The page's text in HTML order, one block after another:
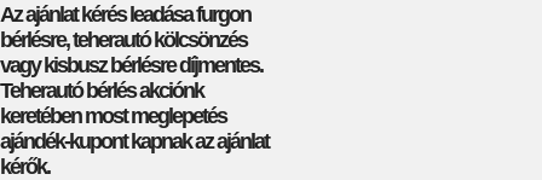
Az ajánlat kérés leadása furgon
bérlésre, teherautó kölcsönzés
vagy kisbusz bérlésre díjmentes.
Teherautó bérlés akciónk
keretében most meglepetés
ajándék-kupont kapnak az ajánlat
kérők.